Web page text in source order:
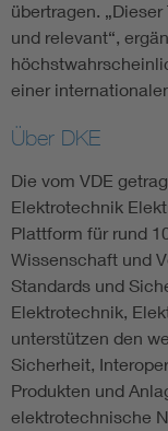
übertragen.
und relevant“,
einer
Über DKE
Die vom VDE
Elektrotechnik
Plattform für rund
Wissenschaft und
Standards und
Elektrotechnik,
unterstützen den
Sicherheit,
Produkten und
elektrotechnische